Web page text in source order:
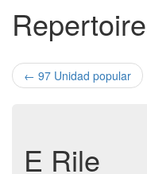
Repertoire
← 97 Unidad popular
E Rile